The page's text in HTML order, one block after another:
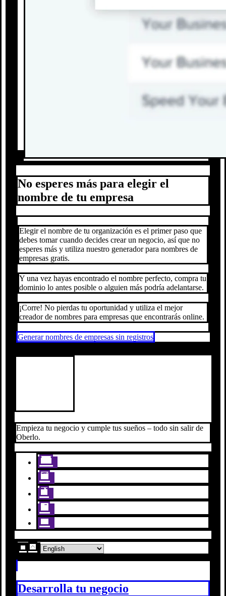
No esperes más para elegir el
nombre de tu empresa
Elegir el nombre de tu organización es el primer paso que
debes tomar cuando decides crear un negocio, así que no
esperes más y utiliza nuestro generador para nombres de
empresas gratis.
Y una vez hayas encontrado el nombre perfecto, compra tu
dominio lo antes posible o alguien más podría adelantarse.
¡Corre! No pierdas tu oportunidad y utiliza el mejor
creador de nombres para empresas que encontrarás online.
Generar nombres de empresas sin registros
Empieza tu negocio y cumple tus sueños – todo sin salir de
Oberlo.
Desarrolla tu negocio